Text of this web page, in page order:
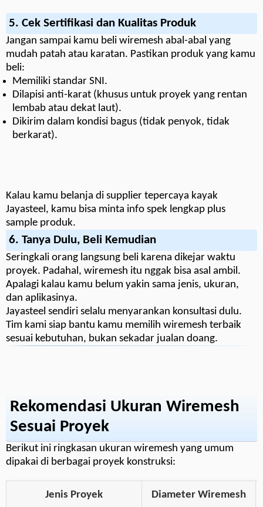
5. Cek Sertifikasi dan Kualitas Produk
Jangan sampai kamu beli wiremesh abal-abal yang
mudah patah atau karatan. Pastikan produk yang kamu
beli:
Memiliki standar SNI.
Dilapisi anti-karat (khusus untuk proyek yang rentan
lembab atau dekat laut).
Dikirim dalam kondisi bagus (tidak penyok, tidak
berkarat).
Kalau kamu belanja di supplier tepercaya kayak
Jayasteel, kamu bisa minta info spek lengkap plus
sample produk.
6. Tanya Dulu, Beli Kemudian
Seringkali orang langsung beli karena dikejar waktu
proyek. Padahal, wiremesh itu nggak bisa asal ambil.
Apalagi kalau kamu belum yakin sama jenis, ukuran,
dan aplikasinya.
Jayasteel sendiri selalu menyarankan konsultasi dulu.
Tim kami siap bantu kamu memilih wiremesh terbaik
sesuai kebutuhan, bukan sekadar jualan doang.
Rekomendasi Ukuran Wiremesh
Sesuai Proyek
Berikut ini ringkasan ukuran wiremesh yang umum
dipakai di berbagai proyek konstruksi:
Jenis Proyek Diameter Wiremesh